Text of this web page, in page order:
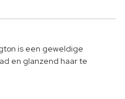
is een geweldige
en glanzend haar te